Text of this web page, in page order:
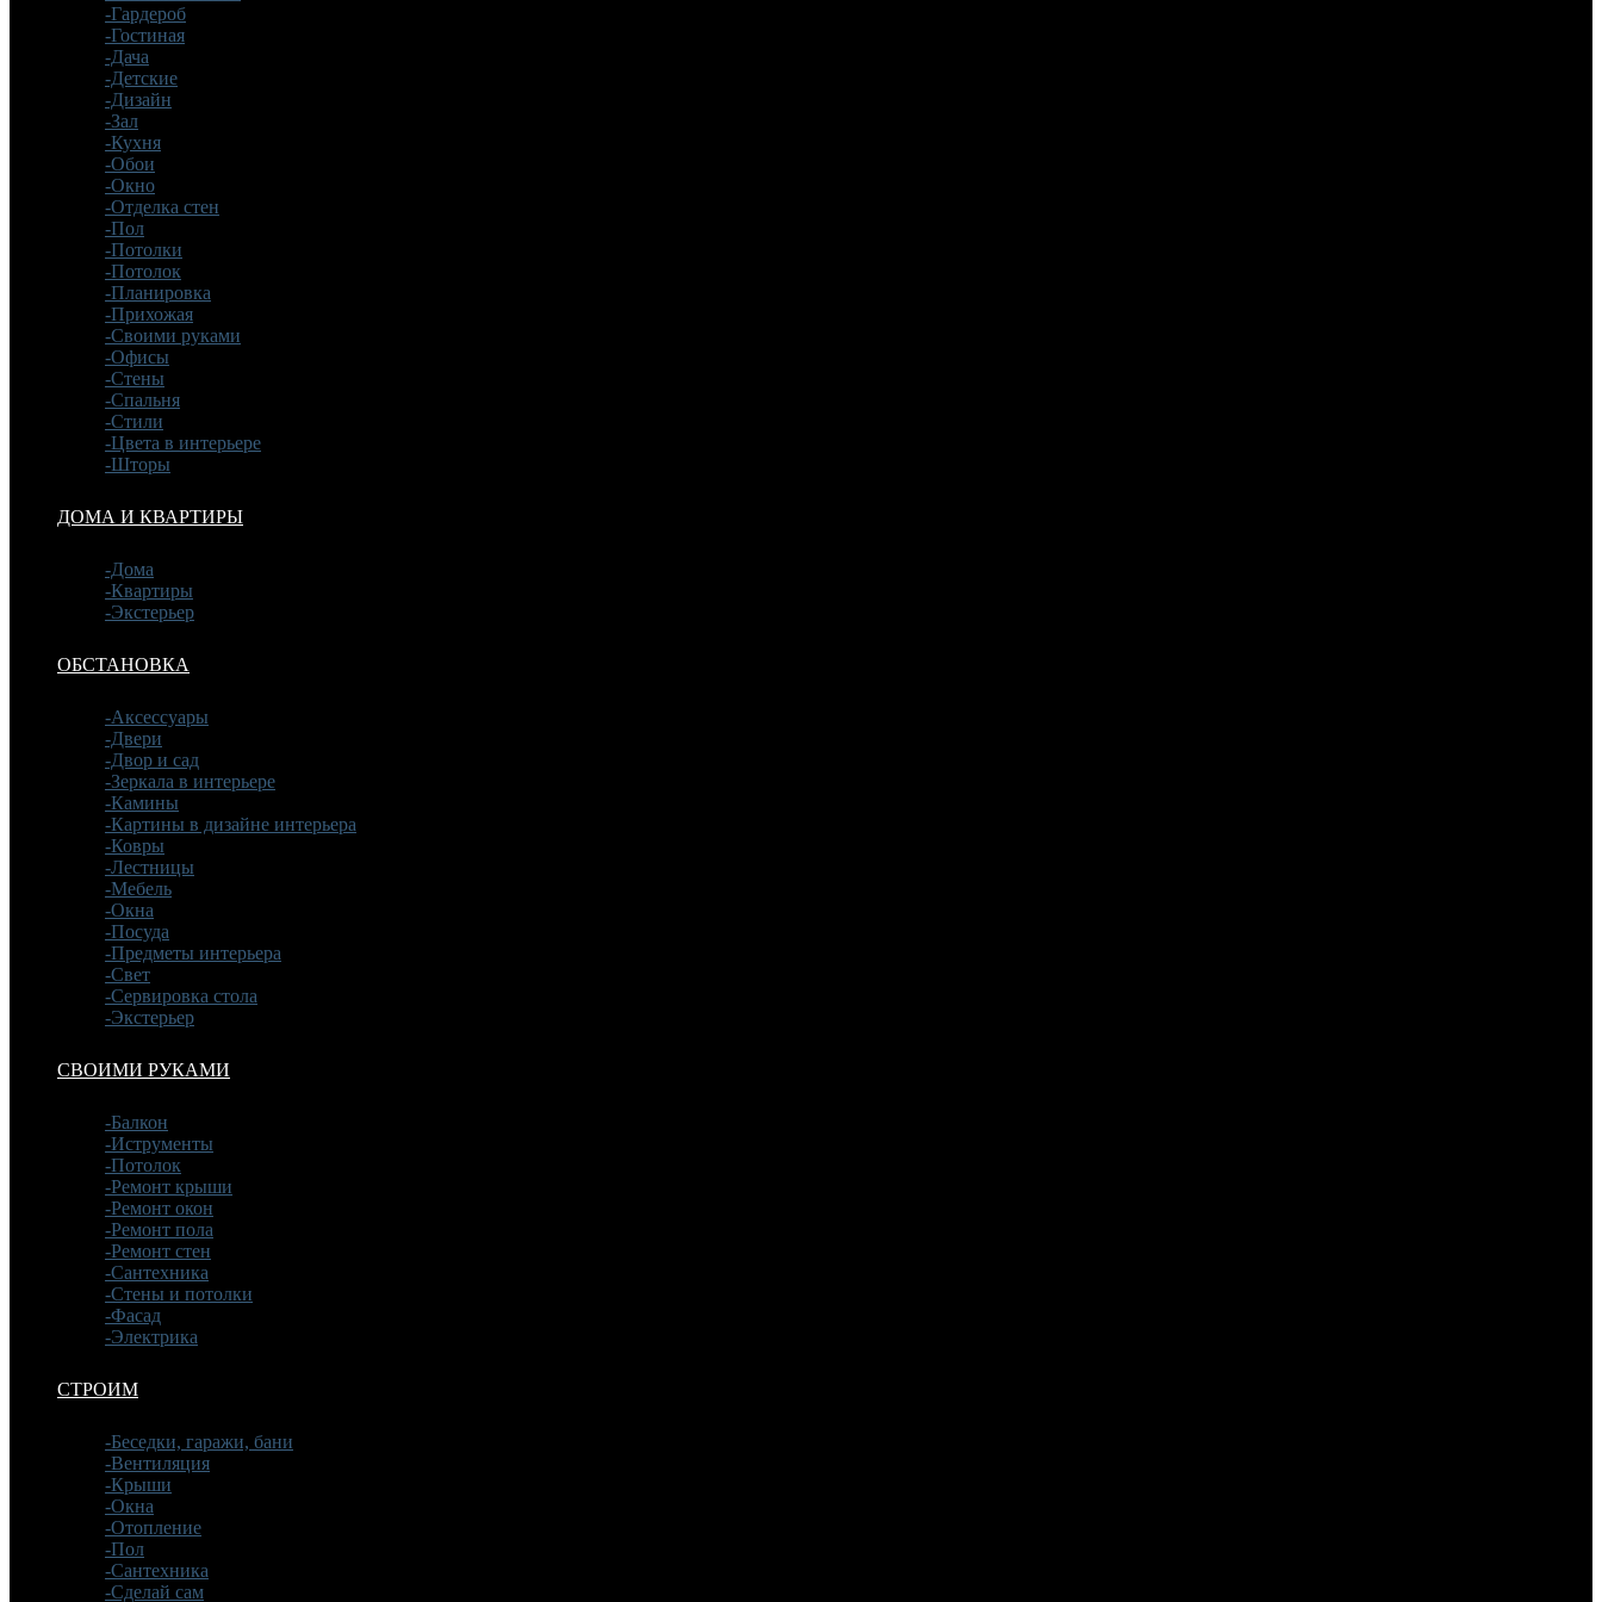
-Гардероб
-Гостиная
-Дача
-Детские
-Дизайн
-Зал
-Кухня
-Обои
-Окно
-Отделка стен
-Пол
-Потолки
-Потолок
-Планировка
-Прихожая
-Своими руками
-Офисы
-Стены
-Спальня
-Стили
-Цвета в интерьере
-Шторы
ДОМА И КВАРТИРЫ
-Дома
-Квартиры
-Экстерьер
ОБСТАНОВКА
-Аксессуары
-Двери
-Двор и сад
-Зеркала в интерьере
-Камины
-Картины в дизайне интерьера
-Ковры
-Лестницы
-Мебель
-Окна
-Посуда
-Предметы интерьера
-Свет
-Сервировка стола
-Экстерьер
СВОИМИ РУКАМИ
-Балкон
-Иструменты
-Потолок
-Ремонт крыши
-Ремонт окон
-Ремонт пола
-Ремонт стен
-Сантехника
-Стены и потолки
-Фасад
-Электрика
СТРОИМ
-Беседки, гаражи, бани
-Вентиляция
-Крыши
-Окна
-Отопление
-Пол
-Сантехника
-Сделай сам